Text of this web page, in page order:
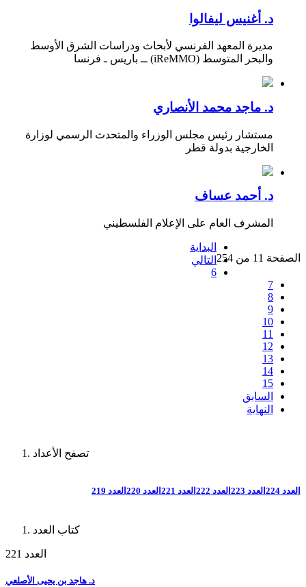
د. أغنيس ليفالوا
مديرة المعهد الفرنسي لأبحاث ودراسات الشرق الأوسط
والبحر المتوسط (iReMMO) ــ باريس ـ فرنسا
د. ماجد محمد الأنصاري
مستشار رئيس مجلس الوزراء والمتحدث الرسمي لوزارة
الخارجية بدولة قطر
د. أحمد عساف
المشرف العام على الإعلام الفلسطيني
الصفحة 11 من 254
البداية
التالي
6
7
8
9
10
11
12
13
14
15
السابق
النهاية
تصفح الأعداد
العدد 224 العدد 223 العدد 222 العدد 221 العدد 220 العدد 219
كتاب العدد
العدد 221
د. هاجد بن يحيى الأصلعي